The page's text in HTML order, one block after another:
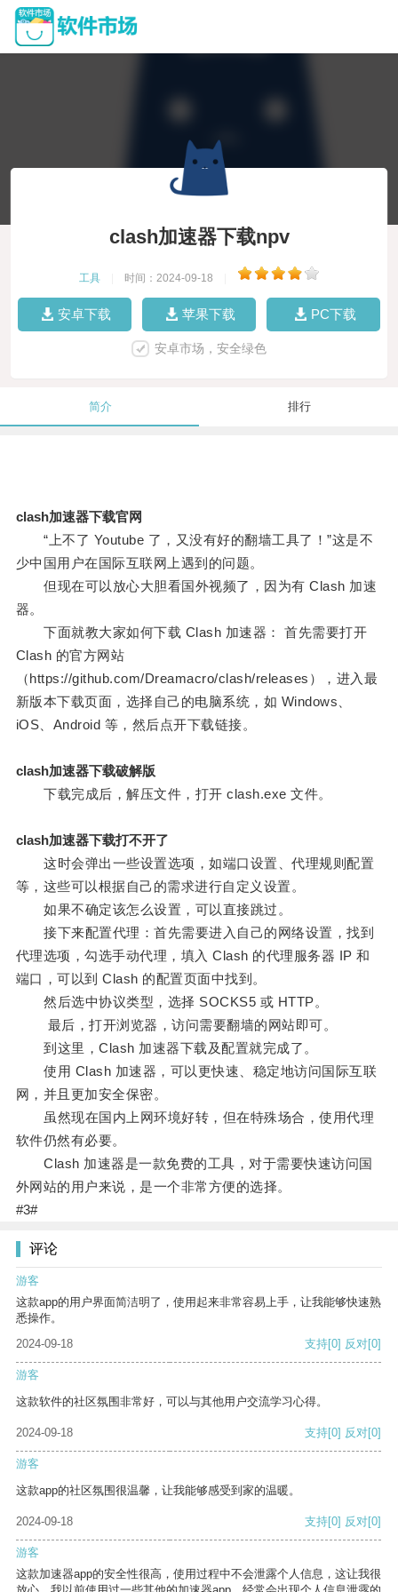
clash加速器下载npv
工具 时间：2024-09-18
安卓下载 苹果下载 PC下载
安卓市场，安全绿色
简介 排行
clash加速器下载官网
“上不了 Youtube 了，又没有好的翻墙工具了！”这是不
少中国用户在国际互联网上遇到的问题。
但现在可以放心大胆看国外视频了，因为有 Clash 加速
器。
下面就教大家如何下载 Clash 加速器： 首先需要打开
Clash 的官方网站
（https://github.com/Dreamacro/clash/releases），进入最
新版本下载页面，选择自己的电脑系统，如 Windows、
iOS、Android 等，然后点开下载链接。
clash加速器下载破解版
下载完成后，解压文件，打开 clash.exe 文件。
clash加速器下载打不开了
这时会弹出一些设置选项，如端口设置、代理规则配置
等，这些可以根据自己的需求进行自定义设置。
如果不确定该怎么设置，可以直接跳过。
接下来配置代理：首先需要进入自己的网络设置，找到
代理选项，勾选手动代理，填入 Clash 的代理服务器 IP 和
端口，可以到 Clash 的配置页面中找到。
然后选中协议类型，选择 SOCKS5 或 HTTP。
最后，打开浏览器，访问需要翻墙的网站即可。
到这里，Clash 加速器下载及配置就完成了。
使用 Clash 加速器，可以更快速、稳定地访问国际互联
网，并且更加安全保密。
虽然现在国内上网环境好转，但在特殊场合，使用代理
软件仍然有必要。
Clash 加速器是一款免费的工具，对于需要快速访问国
外网站的用户来说，是一个非常方便的选择。
#3#
评论
游客
这款app的用户界面简洁明了，使用起来非常容易上手，让我能够快速熟
悉操作。
2024-09-18
支持[0] 反对[0]
游客
这款软件的社区氛围非常好，可以与其他用户交流学习心得。
2024-09-18 支持[0] 反对[0]
游客
这款app的社区氛围很温馨，让我能够感受到家的温暖。
2024-09-18 支持[0] 反对[0]
游客
这款加速器app的安全性很高，使用过程中不会泄露个人信息，这让我很